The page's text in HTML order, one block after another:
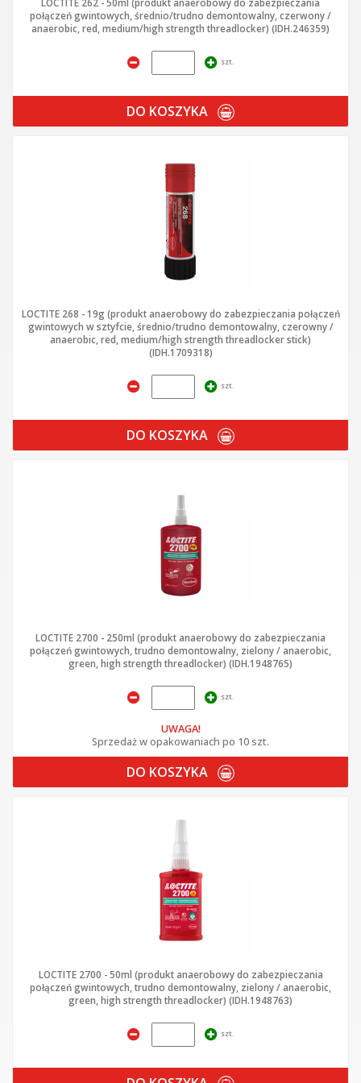
połączeń gwintowych, średnio/trudno demontowalny, czerwony /
anaerobic, red, medium/high strength threadlocker) (IDH.246359)
szt.
DO KOSZYKA
LOCTITE 268 - 19g (produkt anaerobowy do zabezpieczania połączeń
gwintowych w sztyfcie, średnio/trudno demontowalny, czerowny /
anaerobic, red, medium/high strength threadlocker stick)
(IDH.1709318)
szt.
DO KOSZYKA
LOCTITE 2700 - 250ml (produkt anaerobowy do zabezpieczania
połączeń gwintowych, trudno demontowalny, zielony / anaerobic,
green, high strength threadlocker) (IDH.1948765)
szt.
UWAGA!
Sprzedaż w opakowaniach po 10 szt.
DO KOSZYKA
LOCTITE 2700 - 50ml (produkt anaerobowy do zabezpieczania
połączeń gwintowych, trudno demontowalny, zielony / anaerobic,
green, high strength threadlocker) (IDH.1948763)
szt.